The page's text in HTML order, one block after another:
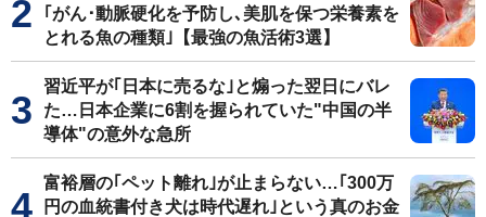
｢がん･動脈硬化を予防し､美肌を保つ栄養素を
とれる魚の種類｣【最強の魚活術3選】
習近平が｢日本に売るな｣と煽った翌日にバレ
た…日本企業に6割を握られていた"中国の半
導体"の意外な急所
富裕層の｢ペット離れ｣が止まらない…｢300万
円の血統書付き犬は時代遅れ｣という真のお金